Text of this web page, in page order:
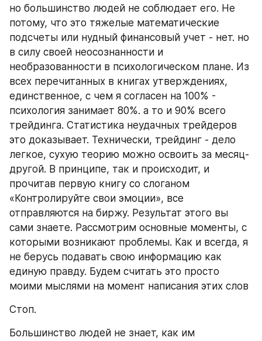
но большинство людей не соблюдает его. Не
потому, что это тяжелые математические
подсчеты или нудный финансовый учет - нет. но
в силу своей неосознанности и
необразованности в психологическом плане. Из
всех перечитанных в книгах утверждениях,
единственное, с чем я согласен на 100% -
психология занимает 80%. а то и 90% всего
трейдинга. Статистика неудачных трейдеров
это доказывает. Технически, трейдинг - дело
легкое, сухую теорию можно освоить за месяц-
другой. В принципе, так и происходит, и
прочитав первую книгу со слоганом
«Контролируйте свои эмоции», все
отправляются на биржу. Результат этого вы
сами знаете. Рассмотрим основные моменты, с
которыми возникают проблемы. Как и всегда, я
не берусь подавать свою информацию как
единую правду. Будем считать это просто
моими мыслями на момент написания этих слов
Стоп.
Большинство людей не знает, как им